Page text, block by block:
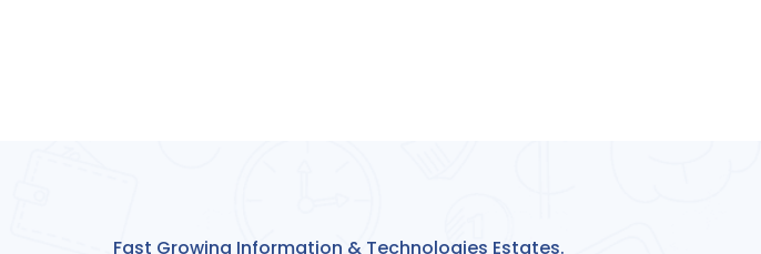
Fast Growing Information & Technologies Estates.